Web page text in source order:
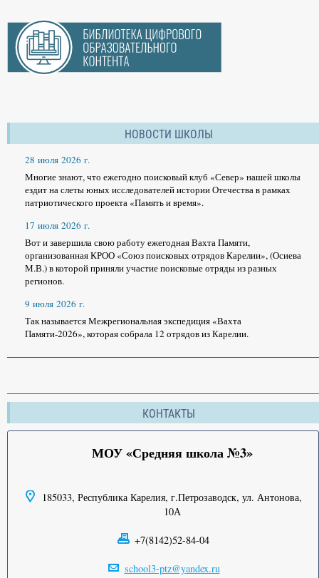
НОВОСТИ ШКОЛЫ
28 июля 2026 г.
Многие знают, что ежегодно поисковый клуб «Север» нашей школы
ездит на слеты юных исследователей истории Отечества в рамках
патриотического проекта «Память и время».
17 июля 2026 г.
Вот и завершила свою работу ежегодная Вахта Памяти,
организованная КРОО «Союз поисковых отрядов Карелии», (Осиева
М.В.) в которой приняли участие поисковые отряды из разных
регионов.
9 июля 2026 г.
Так называется Межрегиональная экспедиция «Вахта
Памяти-2026», которая собрала 12 отрядов из Карелии.
КОНТАКТЫ
МОУ «Средняя школа №3»
185033, Республика Карелия, г.Петрозаводск, ул. Антонова,
10А
+7(8142)52-84-04
school3-ptz@yandex.ru